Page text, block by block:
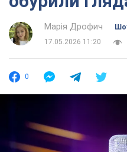
Марія Дрофич
17.05.2026 11:20
0